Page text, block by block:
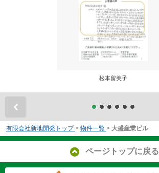
松本留美子
有限会社新地開発トップ > 物件一覧 > 大盛産業ビル
ページトップに戻る